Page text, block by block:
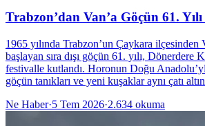
Trabzon’dan Van’a Göçün 61.
1965 yılında Trabzon’un Çaykara ilçesinden
başlayan sıra dışı göçün 61. yılı, Dönerdere
festivalle kutlandı. Horonun Doğu
göçün tanıkları ve yeni kuşaklar aynı çatı
Ne Haber·5 Tem 2026·2.634 okuma